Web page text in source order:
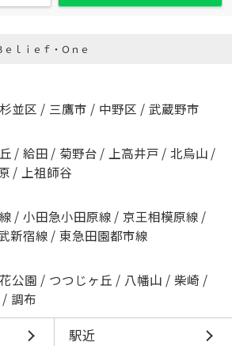
ｅｌｉｅｆ・Ｏｎｅ
杉並区 / 三鷹市 / 中野区 / 武蔵野市
/ 給田 / 菊野台 / 上高井戸 / 北烏山 /
/ 上祖師谷
/ 小田急小田原線 / 京王相模原線 /
新宿線 / 東急田園都市線
公園 / つつじヶ丘 / 八幡山 / 柴崎 /
/ 調布
駅近